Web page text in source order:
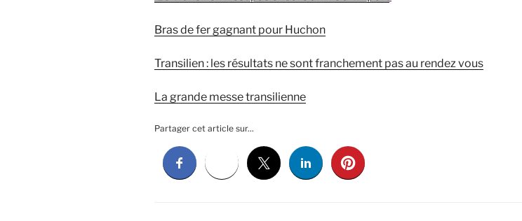
Bras de fer gagnant pour Huchon
Transilien : les résultats ne sont franchement pas au rendez vous
La grande messe transilienne
Partager cet article sur...